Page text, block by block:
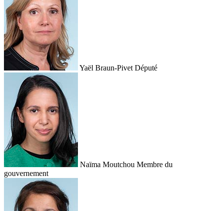
Yaël Braun-Pivet Député
Naïma Moutchou Membre du
gouvernement